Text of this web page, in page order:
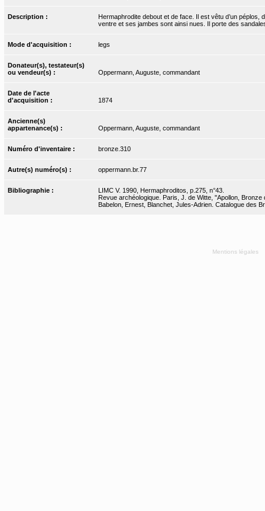
Description :
Hermaphrodite debout et de face. Il est vêtu d’un
ventre et ses jambes sont ainsi nues. Il porte des
Mode d'acquisition : legs
Donateur(s), testateur(s)
ou vendeur(s) :
Oppermann, Auguste, commandant
Date de l'acte
d'acquisition :
1874
Ancienne(s)
appartenance(s) :
Oppermann, Auguste, commandant
Numéro d'inventaire : bronze.310
Autre(s) numéro(s) : oppermann.br.77
Bibliographie :
LIMC V. 1990, Hermaphroditos, p.275, n°43.
Revue archéologique. Paris, J. de Witte, "Apollon,
Babelon, Ernest, Blanchet, Jules-Adrien. Catalogue des
Mentions légales